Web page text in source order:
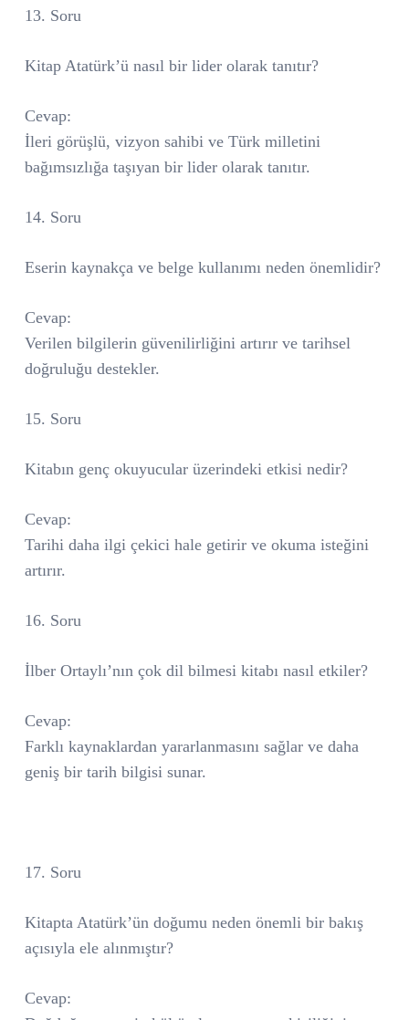
13. Soru
Kitap Atatürk’ü nasıl bir lider olarak tanıtır?
Cevap:
İleri görüşlü, vizyon sahibi ve Türk milletini
bağımsızlığa taşıyan bir lider olarak tanıtır.
14. Soru
Eserin kaynakça ve belge kullanımı neden önemlidir?
Cevap:
Verilen bilgilerin güvenilirliğini artırır ve tarihsel
doğruluğu destekler.
15. Soru
Kitabın genç okuyucular üzerindeki etkisi nedir?
Cevap:
Tarihi daha ilgi çekici hale getirir ve okuma isteğini
artırır.
16. Soru
İlber Ortaylı’nın çok dil bilmesi kitabı nasıl etkiler?
Cevap:
Farklı kaynaklardan yararlanmasını sağlar ve daha
geniş bir tarih bilgisi sunar.
17. Soru
Kitapta Atatürk’ün doğumu neden önemli bir bakış
açısıyla ele alınmıştır?
Cevap: